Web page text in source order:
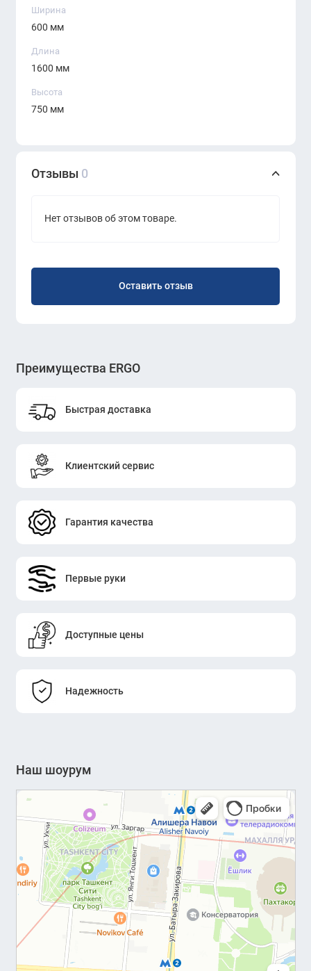
незаменимым элементом динамичного
интерьера.
Ширина
600 мм
Длина
1600 мм
Высота
750 мм
Отзывы 0
Нет отзывов об этом товаре.
Оставить отзыв
Преимущества ERGO
Быстрая доставка
Клиентский сервис
Гарантия качества
Первые руки
Доступные цены
Надежность
Наш шоурум